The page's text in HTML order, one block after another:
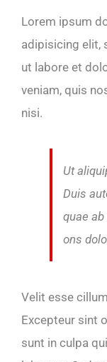
Lorem ipsum
adipisicing elit,
ut labore et
veniam, quis
nisi.
Ut
Duis
quae
ons
Velit esse
Excepteur sint
sunt in culpa